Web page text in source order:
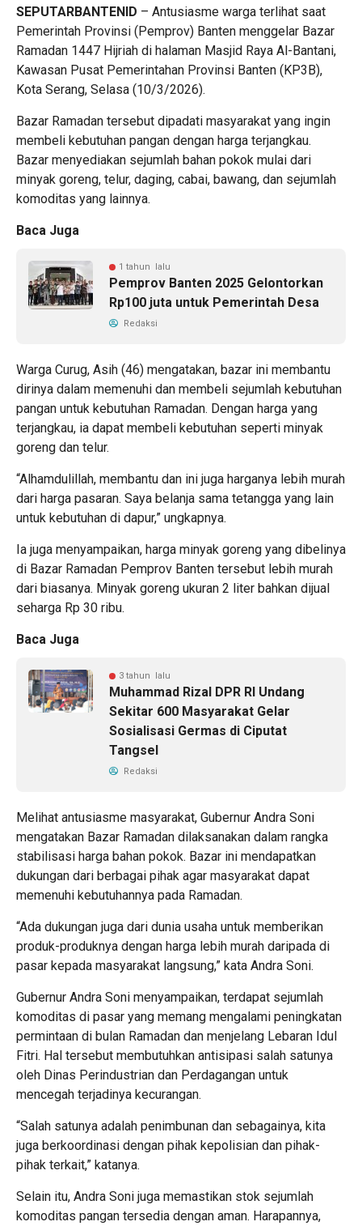
SEPUTARBANTENID – Antusiasme warga terlihat saat
Pemerintah Provinsi (Pemprov) Banten menggelar Bazar
Ramadan 1447 Hijriah di halaman Masjid Raya Al-Bantani,
Kawasan Pusat Pemerintahan Provinsi Banten (KP3B),
Kota Serang, Selasa (10/3/2026).
Bazar Ramadan tersebut dipadati masyarakat yang ingin
membeli kebutuhan pangan dengan harga terjangkau.
Bazar menyediakan sejumlah bahan pokok mulai dari
minyak goreng, telur, daging, cabai, bawang, dan sejumlah
komoditas yang lainnya.
Baca Juga
1 tahun lalu
Pemprov Banten 2025 Gelontorkan
Rp100 juta untuk Pemerintah Desa
Redaksi
Warga Curug, Asih (46) mengatakan, bazar ini membantu
dirinya dalam memenuhi dan membeli sejumlah kebutuhan
pangan untuk kebutuhan Ramadan. Dengan harga yang
terjangkau, ia dapat membeli kebutuhan seperti minyak
goreng dan telur.
“Alhamdulillah, membantu dan ini juga harganya lebih murah
dari harga pasaran. Saya belanja sama tetangga yang lain
untuk kebutuhan di dapur,” ungkapnya.
Ia juga menyampaikan, harga minyak goreng yang dibelinya
di Bazar Ramadan Pemprov Banten tersebut lebih murah
dari biasanya. Minyak goreng ukuran 2 liter bahkan dijual
seharga Rp 30 ribu.
Baca Juga
3 tahun lalu
Muhammad Rizal DPR RI Undang
Sekitar 600 Masyarakat Gelar
Sosialisasi Germas di Ciputat
Tangsel
Redaksi
Melihat antusiasme masyarakat, Gubernur Andra Soni
mengatakan Bazar Ramadan dilaksanakan dalam rangka
stabilisasi harga bahan pokok. Bazar ini mendapatkan
dukungan dari berbagai pihak agar masyarakat dapat
memenuhi kebutuhannya pada Ramadan.
“Ada dukungan juga dari dunia usaha untuk memberikan
produk-produknya dengan harga lebih murah daripada di
pasar kepada masyarakat langsung,” kata Andra Soni.
Gubernur Andra Soni menyampaikan, terdapat sejumlah
komoditas di pasar yang memang mengalami peningkatan
permintaan di bulan Ramadan dan menjelang Lebaran Idul
Fitri. Hal tersebut membutuhkan antisipasi salah satunya
oleh Dinas Perindustrian dan Perdagangan untuk
mencegah terjadinya kecurangan.
“Salah satunya adalah penimbunan dan sebagainya, kita
juga berkoordinasi dengan pihak kepolisian dan pihak-
pihak terkait,” katanya.
Selain itu, Andra Soni juga memastikan stok sejumlah
komoditas pangan tersedia dengan aman. Harapannya,